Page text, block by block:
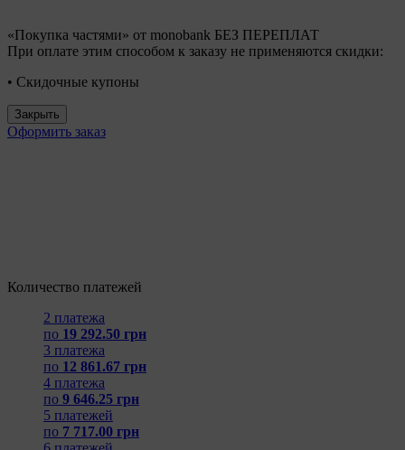
«Покупка частями» от monobank БЕЗ ПЕРЕПЛАТ
При оплате этим способом к заказу не применяются скидки:
• Скидочные купоны
Закрыть
Оформить заказ
Количество платежей
2 платежа
по 19 292.50 грн
3 платежа
по 12 861.67 грн
4 платежа
по 9 646.25 грн
5 платежей
по 7 717.00 грн